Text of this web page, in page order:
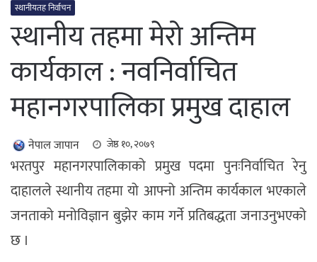
स्थानीयतह निर्वाचन
स्थानीय तहमा मेरो अन्तिम
कार्यकाल : नवनिर्वाचित
महानगरपालिका प्रमुख दाहाल
नेपाल जापान जेष्ठ १०, २०७९
भरतपुर महानगरपालिकाको प्रमुख पदमा पुनःनिर्वाचित रेनु
दाहालले स्थानीय तहमा यो आफ्नो अन्तिम कार्यकाल भएकाले
जनताको मनोविज्ञान बुझेर काम गर्ने प्रतिबद्धता जनाउनुभएको
छ ।